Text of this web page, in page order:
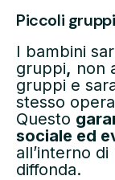
Piccoli gruppi
I bambini
gruppi, non
gruppi e
stesso
Questo
sociale ed
all’interno
diffonda.